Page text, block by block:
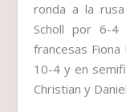
ronda a la
Scholl por 6-
francesas
10-4 y en
Christian y